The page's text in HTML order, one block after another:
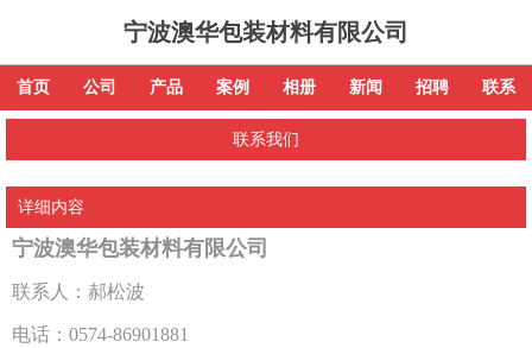
宁波澳华包装材料有限公司
首页 公司 产品 案例 相册 新闻 招聘 联系
联系我们
详细内容
宁波澳华包装材料有限公司
联系人：郝松波
电话：0574-86901881